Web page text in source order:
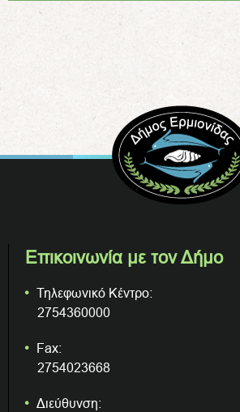
Επικοινωνία με τον Δήμο
Τηλεφωνικό Κέντρο:
2754360000
Fax:
2754023668
Διεύθυνση: